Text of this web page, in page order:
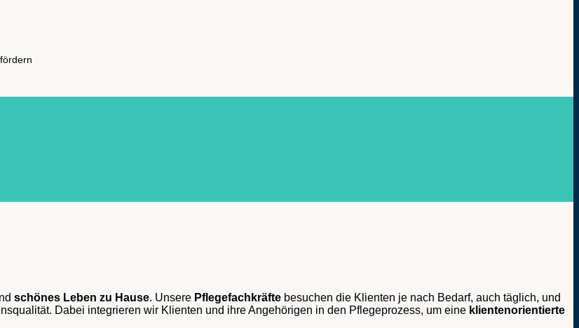
schönes Leben zu Hause. Unsere Pflegefachkräfte besuchen die Klienten je nach Bedarf, auch täglich, und
Dabei integrieren wir Klienten und ihre Angehörigen in den Pflegeprozess, um eine klientenorientierte